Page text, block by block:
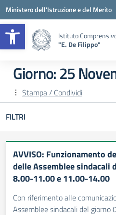
Apri la barra
Vai ai contenuti
Vai al menu di navigazione
Vai al footer
Ministero dell'Istruzione e del Merito
Istituto
"E. De Filippo"
Giorno:25
Stampa / Condividi
FILTRI
AVVISO: Funzionamento
delle Assemblee
8.00-11.00 e 11.00-14.00
Con riferimento alle
Assemblee sindacali del giorno